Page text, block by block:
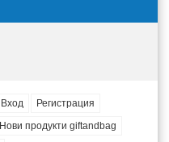
Вход
Регистрация
Нови продукти giftandbag